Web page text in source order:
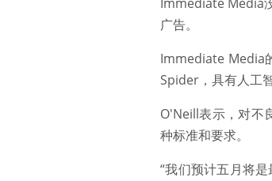
广告。
Immediate Media
Spider，具有人工
O'Neill表示，对不
种标准和要求。
“我们预计五月将